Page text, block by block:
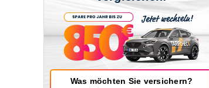
Was möchten Sie versichern?